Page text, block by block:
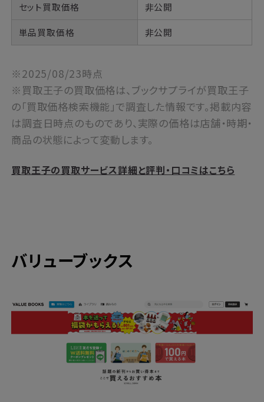
セット買取価格 非公開
単品買取価格 非公開
※2025/08/23時点
※買取王子の買取価格は、ブックサプライが買取王子
の「買取価格検索機能」で調査した情報です。掲載内容
は調査日時点のものであり、実際の価格は店舗・時期・
商品の状態によって変動します。
買取王子の買取サービス詳細と評判・口コミはこちら
バリューブックス